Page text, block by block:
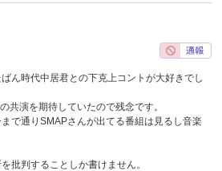
ん時代中居君との下克上コントが大好きでし
共演を期待していたので残念です。
で通りSMAPさんが出てる番組は見るし音楽
批判することしか書けません。